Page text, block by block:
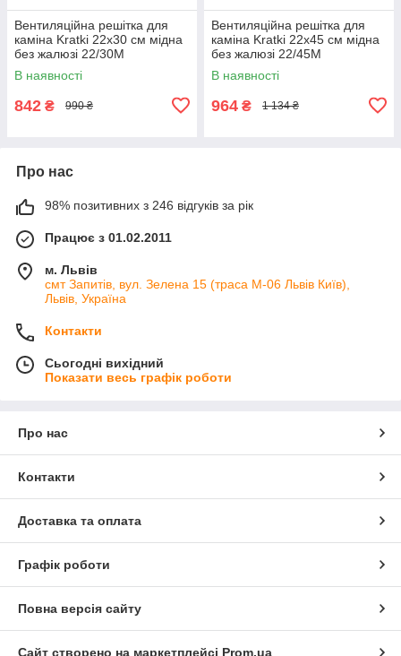
Вентиляційна решітка для
каміна Kratki 22x30 см мідна
без жалюзі 22/30M
В наявності
842 ₴ 990 ₴
Вентиляційна решітка для
каміна Kratki 22x45 см мідна
без жалюзі 22/45M
В наявності
964 ₴ 1 134 ₴
Про нас
98% позитивних з 246 відгуків за рік
Працює з 01.02.2011
м. Львів
смт Запитів, вул. Зелена 15 (траса М-06 Львів Київ),
Львів, Україна
Контакти
Сьогодні вихідний
Показати весь графік роботи
Про нас
Контакти
Доставка та оплата
Графік роботи
Повна версія сайту
Сайт створено на маркетплейсі Prom.ua